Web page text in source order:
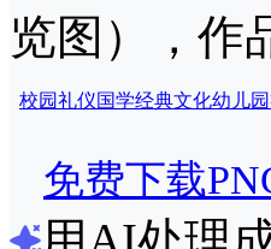
览图），作
校园礼仪国学经典文化幼儿
免费下载